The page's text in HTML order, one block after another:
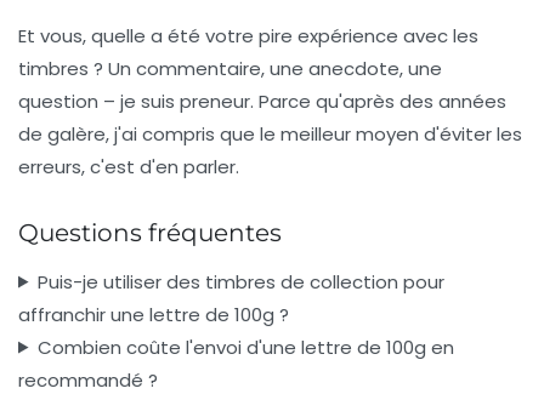
Et vous, quelle a été votre pire expérience avec les
timbres ? Un commentaire, une anecdote, une
question – je suis preneur. Parce qu'après des années
de galère, j'ai compris que le meilleur moyen d'éviter les
erreurs, c'est d'en parler.
Questions fréquentes
Puis-je utiliser des timbres de collection pour
affranchir une lettre de 100g ?
Combien coûte l'envoi d'une lettre de 100g en
recommandé ?